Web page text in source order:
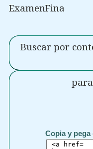
ExamenFina
Buscar por
Copia y